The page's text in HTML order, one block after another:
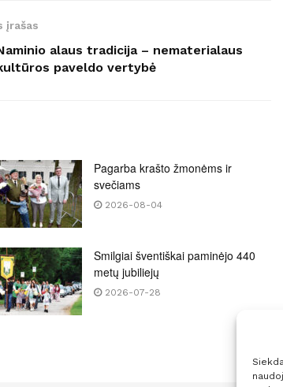
įrašas
alaus tradicija – nematerialaus
paveldo vertybė
Pagarba krašto žmonėms ir
svečiams
2026-08-04
Smilgiai šventiškai paminėjo 440
metų jubiliejų
2026-07-28